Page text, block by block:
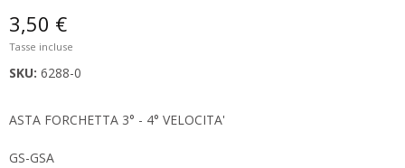
3,50 €
Tasse incluse
SKU: 6288-0
ASTA FORCHETTA 3° - 4° VELOCITA'
GS-GSA